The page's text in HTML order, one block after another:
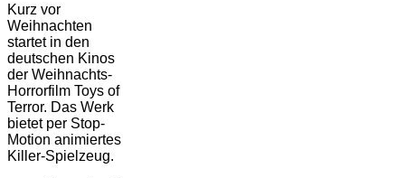
Kurz vor
Weihnachten
startet in den
deutschen Kinos
der Weihnachts-
Horrorfilm Toys of
Terror. Das Werk
bietet per Stop-
Motion animiertes
Killer-Spielzeug.